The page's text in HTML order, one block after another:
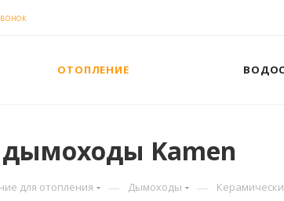
ОТОПЛЕНИЕ
Kamen
для отопления — Дымоходы —